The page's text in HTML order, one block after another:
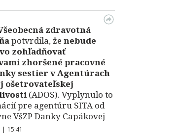
zdravotná
potvrdila, že nebude
zohľadňovať
zhoršené pracovné
sestier v Agentúrach
ošetrovateľskej
(ADOS). Vyplynulo to
pre agentúru SITA od
VšZP Danky Capákovej
| 15:41